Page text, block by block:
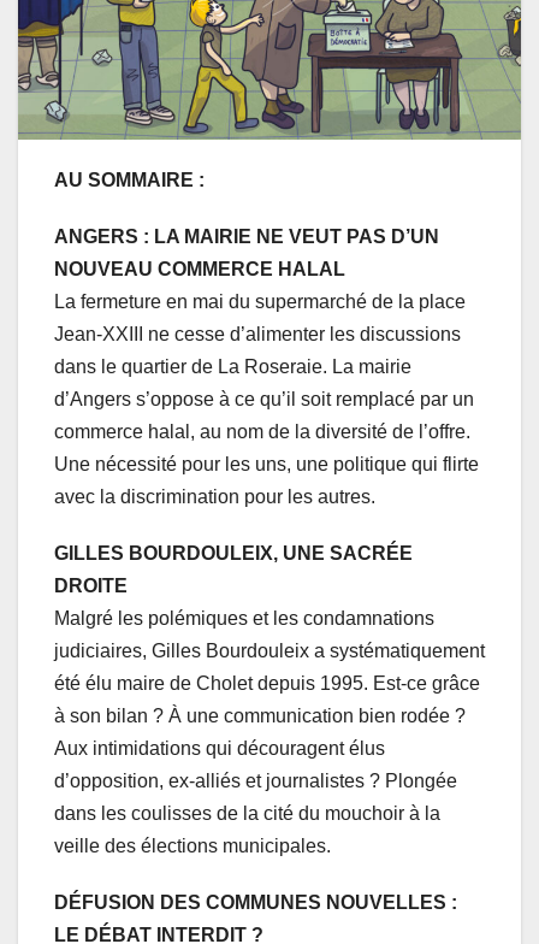
AU SOMMAIRE :
ANGERS : LA MAIRIE NE VEUT PAS D’UN
NOUVEAU COMMERCE HALAL
La fermeture en mai du supermarché de la place
Jean-XXIII ne cesse d’alimenter les discussions
dans le quartier de La Roseraie. La mairie
d’Angers s’oppose à ce qu’il soit remplacé par un
commerce halal, au nom de la diversité de l’offre.
Une nécessité pour les uns, une politique qui flirte
avec la discrimination pour les autres.
GILLES BOURDOULEIX, UNE SACRÉE
DROITE
Malgré les polémiques et les condamnations
judiciaires, Gilles Bourdouleix a systématiquement
été élu maire de Cholet depuis 1995. Est-ce grâce
à son bilan ? À une communication bien rodée ?
Aux intimidations qui découragent élus
d’opposition, ex-alliés et journalistes ? Plongée
dans les coulisses de la cité du mouchoir à la
veille des élections municipales.
DÉFUSION DES COMMUNES NOUVELLES :
LE DÉBAT INTERDIT ?